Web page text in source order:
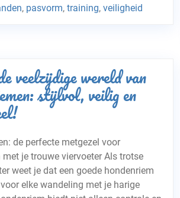
, pasvorm, training, veiligheid
veelzijdige wereld van
stijlvol, veilig en
de perfecte metgezel voor
je trouwe viervoeter Als trotse
weet je dat een goede hondenriem
elke wandeling met je harige